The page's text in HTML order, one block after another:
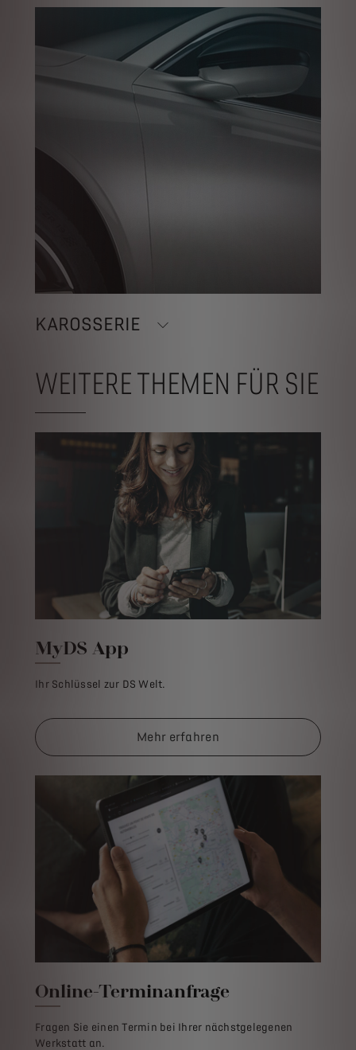
KAROSSERIE
WEITERE THEMEN FÜR SIE
MyDS App
Ihr Schlüssel zur DS Welt.
Mehr erfahren
Online-Terminanfrage
Fragen Sie einen Termin bei Ihrer nächstgelegenen
Werkstatt an.